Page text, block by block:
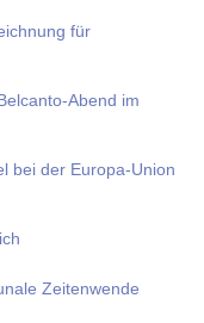
für
Abend im
bei der Europa-Union
Zeitenwende